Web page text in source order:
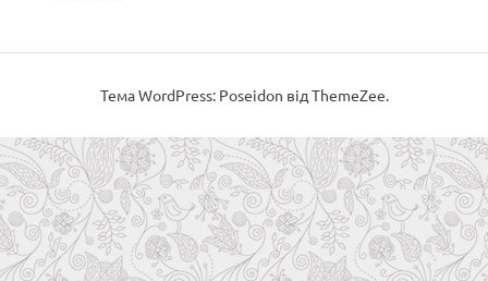
Тема WordPress: Poseidon від ThemeZee.